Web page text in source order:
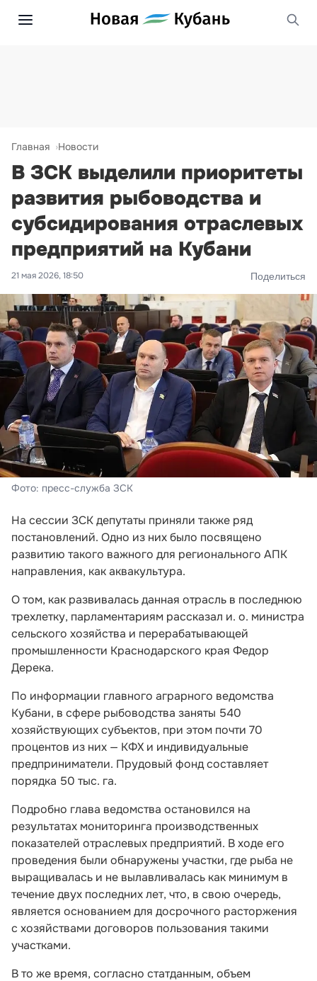
Главная Новости
В ЗСК выделили приоритеты
развития рыбоводства и
субсидирования отраслевых
предприятий на Кубани
21 мая 2026, 18:50 Поделиться
Фото: пресс-служба ЗСК
На сессии ЗСК депутаты приняли также ряд
постановлений. Одно из них было посвящено
развитию такого важного для регионального АПК
направления, как аквакультура.
О том, как развивалась данная отрасль в последнюю
трехлетку, парламентариям рассказал и. о. министра
сельского хозяйства и перерабатывающей
промышленности Краснодарского края Федор
Дерека.
По информации главного аграрного ведомства
Кубани, в сфере рыбоводства заняты 540
хозяйствующих субъектов, при этом почти 70
процентов из них — КФХ и индивидуальные
предприниматели. Прудовый фонд составляет
порядка 50 тыс. га.
Подробно глава ведомства остановился на
результатах мониторинга производственных
показателей отраслевых предприятий. В ходе его
проведения были обнаружены участки, где рыба не
выращивалась и не вылавливалась как минимум в
течение двух последних лет, что, в свою очередь,
является основанием для досрочного расторжения
с хозяйствами договоров пользования такими
участками.
В то же время, согласно статданным, объем